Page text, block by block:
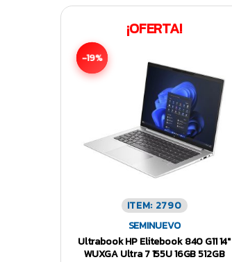
¡OFERTA!
-19%
ITEM: 2790
SEMINUEVO
Ultrabook HP Elitebook 840 G11 14″
WUXGA Ultra 7 155U 16GB 512GB